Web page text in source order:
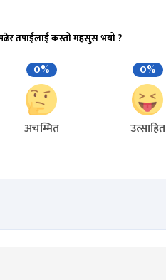
तपाईलाई कस्तो महसुस भयो ?
0%
अचम्मित
0%
उत्साहित